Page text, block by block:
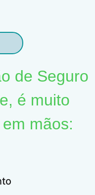
de Seguro
é muito
mãos: